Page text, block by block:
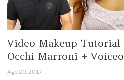
Video Makeup
Occhi Marroni +
Ago 20, 2017